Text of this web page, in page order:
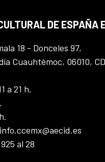
DE ESPAÑA
18 - Donceles 97,
Cuauhtémoc, 06010,
a 21 h.
al 28